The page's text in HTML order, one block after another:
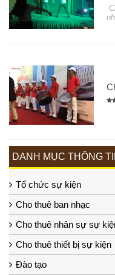
DANH MỤC THÔNG
Tổ chức sự kiện
Cho thuê ban nhạc
Cho thuê nhân sự sự
Cho thuê thiết bị sự kiện
Đào tạo